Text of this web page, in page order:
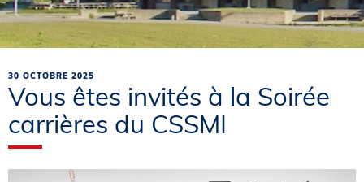
30 OCTOBRE 2025
Vous êtes invités à la Soirée
carrières du CSSMI